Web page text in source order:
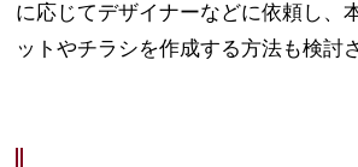
に応じてデザイナーなどに依頼し、
ットやチラシを作成する方法も検討